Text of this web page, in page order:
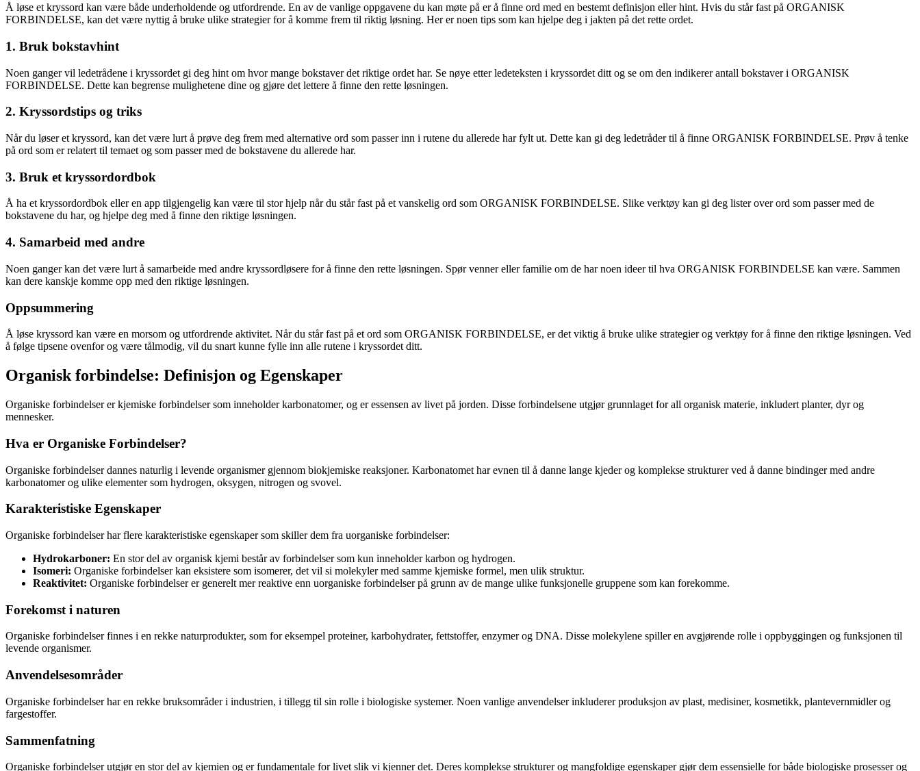
Å løse et kryssord kan være både underholdende og utfordrende. En av de vanlige oppgavene du kan møte på er å finne ord med en bestemt definisjon eller hint. Hvis du står fast på ORGANISK
FORBINDELSE, kan det være nyttig å bruke ulike strategier for å komme frem til riktig løsning. Her er noen tips som kan hjelpe deg i jakten på det rette ordet.
1. Bruk bokstavhint
Noen ganger vil ledetrådene i kryssordet gi deg hint om hvor mange bokstaver det riktige ordet har. Se nøye etter ledeteksten i kryssordet ditt og se om den indikerer antall bokstaver i ORGANISK
FORBINDELSE. Dette kan begrense mulighetene dine og gjøre det lettere å finne den rette løsningen.
2. Kryssordstips og triks
Når du løser et kryssord, kan det være lurt å prøve deg frem med alternative ord som passer inn i rutene du allerede har fylt ut. Dette kan gi deg ledetråder til å finne ORGANISK FORBINDELSE. Prøv å tenke
på ord som er relatert til temaet og som passer med de bokstavene du allerede har.
3. Bruk et kryssordordbok
Å ha et kryssordordbok eller en app tilgjengelig kan være til stor hjelp når du står fast på et vanskelig ord som ORGANISK FORBINDELSE. Slike verktøy kan gi deg lister over ord som passer med de
bokstavene du har, og hjelpe deg med å finne den riktige løsningen.
4. Samarbeid med andre
Noen ganger kan det være lurt å samarbeide med andre kryssordløsere for å finne den rette løsningen. Spør venner eller familie om de har noen ideer til hva ORGANISK FORBINDELSE kan være. Sammen
kan dere kanskje komme opp med den riktige løsningen.
Oppsummering
Å løse kryssord kan være en morsom og utfordrende aktivitet. Når du står fast på et ord som ORGANISK FORBINDELSE, er det viktig å bruke ulike strategier og verktøy for å finne den riktige løsningen. Ved
å følge tipsene ovenfor og være tålmodig, vil du snart kunne fylle inn alle rutene i kryssordet ditt.
Organisk forbindelse: Definisjon og Egenskaper
Organiske forbindelser er kjemiske forbindelser som inneholder karbonatomer, og er essensen av livet på jorden. Disse forbindelsene utgjør grunnlaget for all organisk materie, inkludert planter, dyr og
mennesker.
Hva er Organiske Forbindelser?
Organiske forbindelser dannes naturlig i levende organismer gjennom biokjemiske reaksjoner. Karbonatomet har evnen til å danne lange kjeder og komplekse strukturer ved å danne bindinger med andre
karbonatomer og ulike elementer som hydrogen, oksygen, nitrogen og svovel.
Karakteristiske Egenskaper
Organiske forbindelser har flere karakteristiske egenskaper som skiller dem fra uorganiske forbindelser:
Hydrokarboner: En stor del av organisk kjemi består av forbindelser som kun inneholder karbon og hydrogen.
Isomeri: Organiske forbindelser kan eksistere som isomerer, det vil si molekyler med samme kjemiske formel, men ulik struktur.
Reaktivitet: Organiske forbindelser er generelt mer reaktive enn uorganiske forbindelser på grunn av de mange ulike funksjonelle gruppene som kan forekomme.
Forekomst i naturen
Organiske forbindelser finnes i en rekke naturprodukter, som for eksempel proteiner, karbohydrater, fettstoffer, enzymer og DNA. Disse molekylene spiller en avgjørende rolle i oppbyggingen og funksjonen til
levende organismer.
Anvendelsesområder
Organiske forbindelser har en rekke bruksområder i industrien, i tillegg til sin rolle i biologiske systemer. Noen vanlige anvendelser inkluderer produksjon av plast, medisiner, kosmetikk, plantevernmidler og
fargestoffer.
Sammenfatning
Organiske forbindelser utgjør en stor del av kjemien og er fundamentale for livet slik vi kjenner det. Deres komplekse strukturer og mangfoldige egenskaper gjør dem essensielle for både biologiske prosesser og